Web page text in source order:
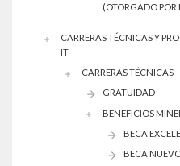
(OTORGADO POR
CARRERAS TÉCNICAS Y
IT
CARRERAS TÉCNICAS
GRATUIDAD
BENEFICIOS
BECA
BECA